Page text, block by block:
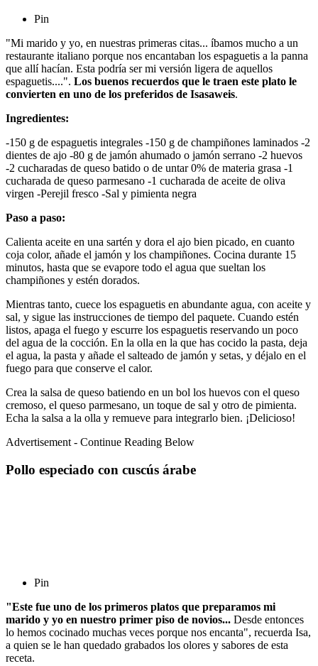
Pin
"Mi marido y yo, en nuestras primeras citas... íbamos mucho a un
restaurante italiano porque nos encantaban los espaguetis a la panna
que allí hacían. Esta podría ser mi versión ligera de aquellos
espaguetis....". Los buenos recuerdos que le traen este plato le
convierten en uno de los preferidos de Isasaweis.
Ingredientes:
-150 g de espaguetis integrales -150 g de champiñones laminados -2
dientes de ajo -80 g de jamón ahumado o jamón serrano -2 huevos
-2 cucharadas de queso batido o de untar 0% de materia grasa -1
cucharada de queso parmesano -1 cucharada de aceite de oliva
virgen -Perejil fresco -Sal y pimienta negra
Paso a paso:
Calienta aceite en una sartén y dora el ajo bien picado, en cuanto
coja color, añade el jamón y los champiñones. Cocina durante 15
minutos, hasta que se evapore todo el agua que sueltan los
champiñones y estén dorados.
Mientras tanto, cuece los espaguetis en abundante agua, con aceite y
sal, y sigue las instrucciones de tiempo del paquete. Cuando estén
listos, apaga el fuego y escurre los espaguetis reservando un poco
del agua de la cocción. En la olla en la que has cocido la pasta, deja
el agua, la pasta y añade el salteado de jamón y setas, y déjalo en el
fuego para que conserve el calor.
Crea la salsa de queso batiendo en un bol los huevos con el queso
cremoso, el queso parmesano, un toque de sal y otro de pimienta.
Echa la salsa a la olla y remueve para integrarlo bien. ¡Delicioso!
Advertisement - Continue Reading Below
Pollo especiado con cuscús árabe
Pin
"Este fue uno de los primeros platos que preparamos mi
marido y yo en nuestro primer piso de novios... Desde entonces
lo hemos cocinado muchas veces porque nos encanta", recuerda Isa,
a quien se le han quedado grabados los olores y sabores de esta
receta.